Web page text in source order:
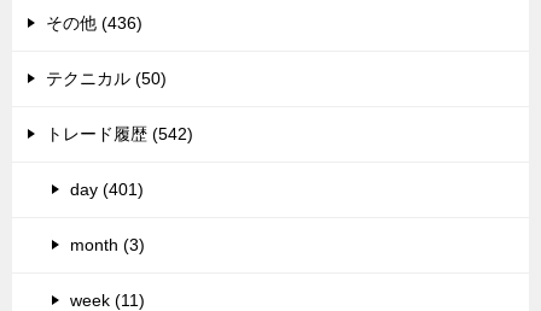
その他 (436)
テクニカル (50)
トレード履歴 (542)
day (401)
month (3)
week (11)